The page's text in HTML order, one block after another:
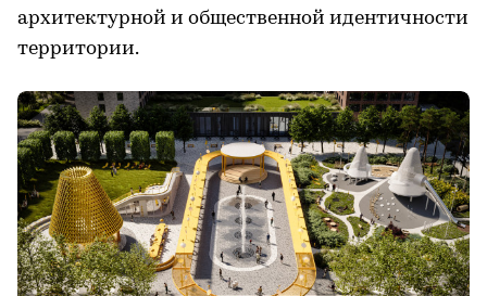
архитектурной и общественной идентичности
территории.